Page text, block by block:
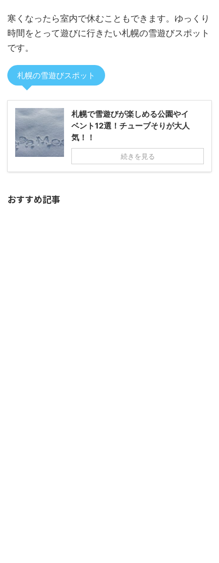
寒くなったら室内で休むこともできます。ゆっくり
時間をとって遊びに行きたい札幌の雪遊びスポット
です。
札幌の雪遊びスポット
札幌で雪遊びが楽しめる公園やイ
ベント12選！チューブそりが大人
気！！
続きを見る
おすすめ記事